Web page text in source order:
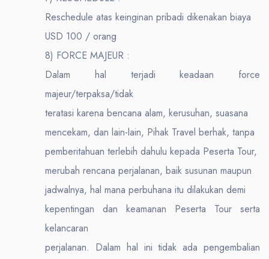
Reschedule atas keinginan pribadi dikenakan biaya
USD 100 / orang
8) FORCE MAJEUR :
Dalam hal terjadi keadaan force
majeur/terpaksa/tidak
teratasi karena bencana alam, kerusuhan, suasana
mencekam, dan lain-lain, Pihak Travel berhak, tanpa
pemberitahuan terlebih dahulu kepada Peserta Tour,
merubah rencana perjalanan, baik susunan maupun
jadwalnya, hal mana perbuhana itu dilakukan demi
kepentingan dan keamanan Peserta Tour serta
kelancaran
perjalanan. Dalam hal ini tidak ada pengembalian